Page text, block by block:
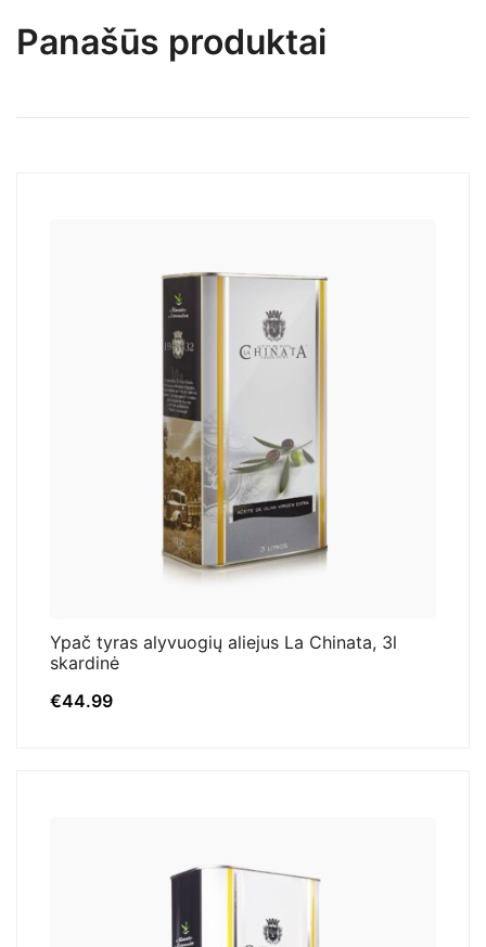
Panašūs produktai
Ypač tyras alyvuogių aliejus La Chinata, 3l
skardinė
€44.99